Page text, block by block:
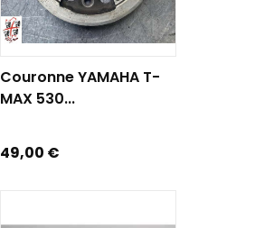
Couronne YAMAHA T-
MAX 530...
Prix
49,00 €